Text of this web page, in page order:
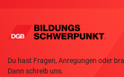
Du hast Fragen, Anregungen oder
Dann schreib uns.